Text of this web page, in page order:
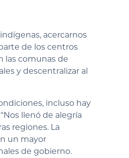
acercarnos
de los centros
las comunas de
y descentralizar al
incluso hay
llenó de alegría
regiones. La
un mayor
de gobierno.